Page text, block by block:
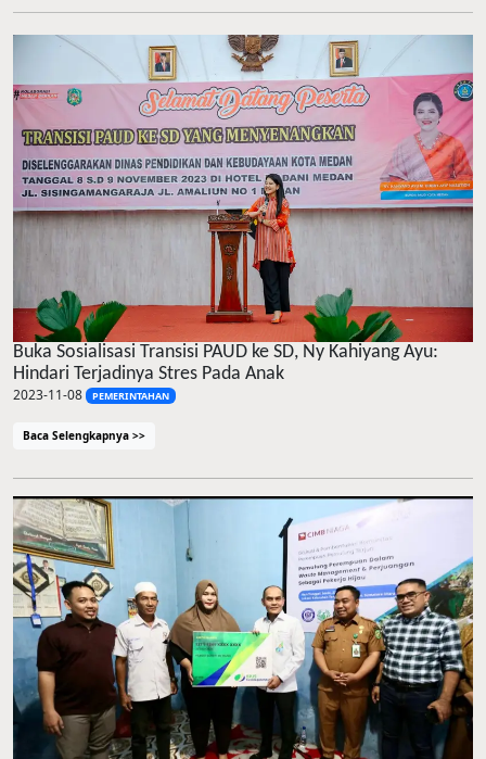
Buka Sosialisasi Transisi PAUD ke SD, Ny Kahiyang Ayu:
Hindari Terjadinya Stres Pada Anak
2023-11-08 PEMERINTAHAN
Baca Selengkapnya >>